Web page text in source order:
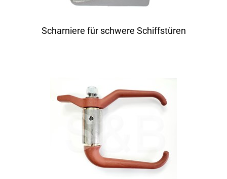
Scharniere für schwere Schiffstüren